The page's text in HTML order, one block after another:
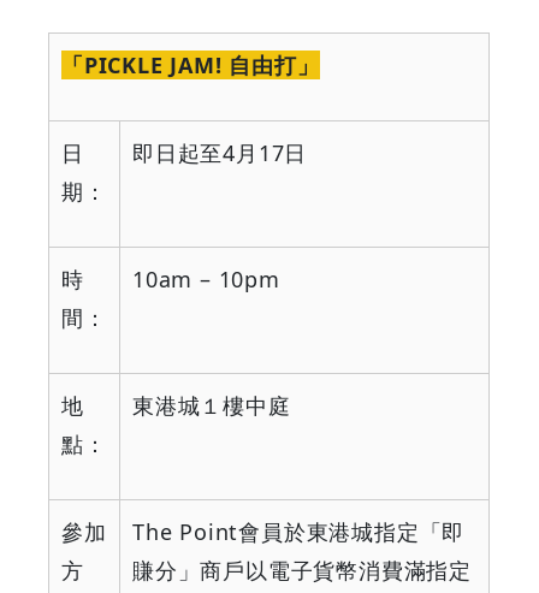
「PICKLE JAM! 自由打」
日
期：
即日起至4月 17日
時
間：
10am – 10pm
地
點：
東港城１樓中庭
參加
方
The Point會員於東港城指定「即
賺分」商戶以電子貨幣消費滿指定